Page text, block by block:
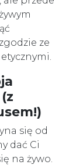
ze
się od
dać Ci
na żywo.